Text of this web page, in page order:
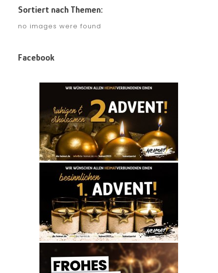
Sortiert nach Themen:
no images were found
Facebook